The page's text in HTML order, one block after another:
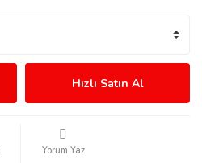
Hızlı Satın Al
Yorum Yaz